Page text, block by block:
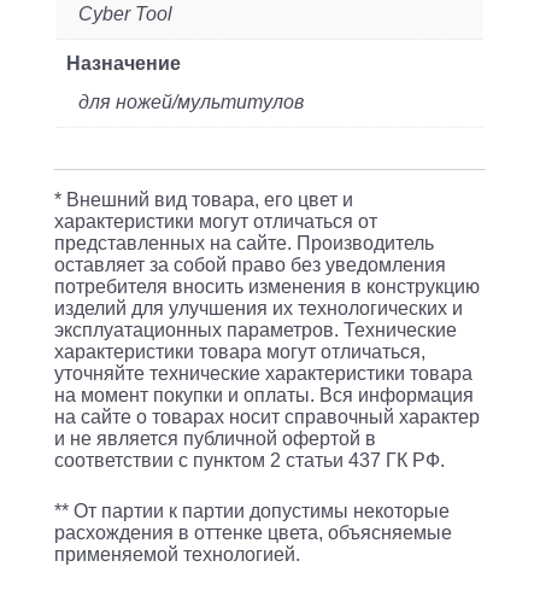
Cyber Tool
Назначение
для ножей/мультитулов
* Внешний вид товара, его цвет и
характеристики могут отличаться от
представленных на сайте. Производитель
оставляет за собой право без уведомления
потребителя вносить изменения в конструкцию
изделий для улучшения их технологических и
эксплуатационных параметров. Технические
характеристики товара могут отличаться,
уточняйте технические характеристики товара
на момент покупки и оплаты. Вся информация
на сайте о товарах носит справочный характер
и не является публичной офертой в
соответствии с пунктом 2 статьи 437 ГК РФ.
** От партии к партии допустимы некоторые
расхождения в оттенке цвета, объясняемые
применяемой технологией.